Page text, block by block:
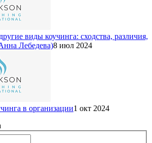
виды коучинга: сходства, различия,
Лебедева)8 июл 2024
в организации1 окт 2024